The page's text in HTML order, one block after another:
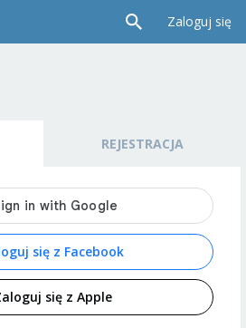
Zaloguj się
REJESTRACJA
się z Facebook
się z Apple